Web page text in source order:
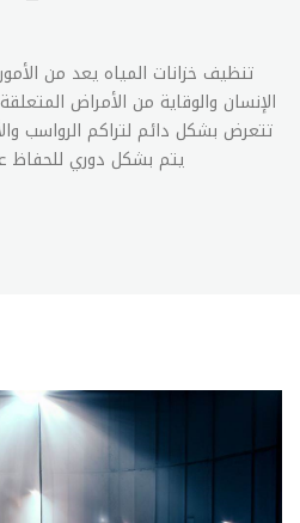
تنظيف خزانات المياه يعد من
الإنسان والوقاية من الأمراض المتعلقة
تتعرض بشكل دائم لتراكم الرواسب
يتم بشكل دوري للحفاظ